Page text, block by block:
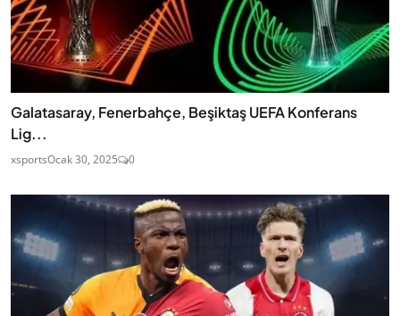
Galatasaray, Fenerbahçe, Beşiktaş UEFA Konferans
Lig...
xsportsOcak 30, 2025 0